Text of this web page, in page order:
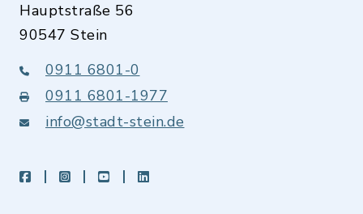
Hauptstraße 56
90547 Stein
0911 6801-0
0911 6801-1977
info@stadt-stein.de
facebookinstagramyoutubeLinkedIn